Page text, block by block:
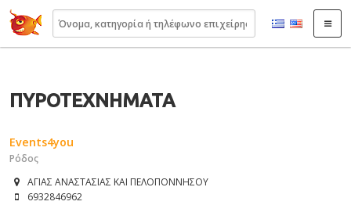
22410.gr
ΠΥΡΟΤΕΧΝΗΜΑΤΑ
Events4you
Ρόδος
ΑΓΙΑΣ ΑΝΑΣΤΑΣΙΑΣ ΚΑΙ ΠΕΛΟΠΟΝΝΗΣΟΥ
6932846962